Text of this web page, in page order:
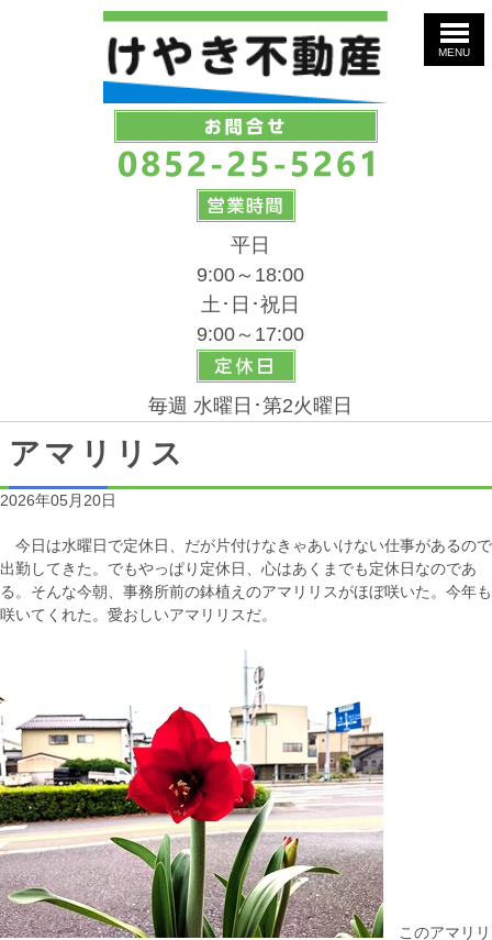
MENU
平日
9:00～18:00
土･日･祝日
9:00～17:00
毎週 水曜日･第2火曜日
アマリリス
2026年05月20日
今日は水曜日で定休日、だが片付けなきゃあいけない仕事があるので
出勤してきた。でもやっぱり定休日、心はあくまでも定休日なのであ
る。そんな今朝、事務所前の鉢植えのアマリリスがほぼ咲いた。今年も
咲いてくれた。愛おしいアマリリスだ。
このアマリリ